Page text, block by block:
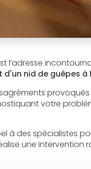
l’adresse
nid de guêpes à
votre
à des spécialistes
une intervention